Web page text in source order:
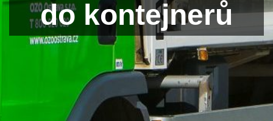
do kontejnerů